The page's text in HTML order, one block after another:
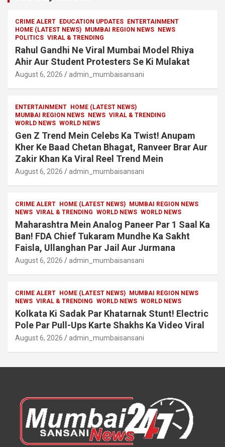
CRIME ALERT EDUCATION UPDATES ENTERTAINMENT
HOME (LATEST NEWS) MUMBAI REGION NEWS NEWS
POLITICS VIRAL & TRENDING
Rahul Gandhi Ne Viral Mumbai Model Rhiya
Ahir Aur Student Protesters Se Ki Mulakat
August 6, 2026 admin_mumbaisansani
ENTERTAINMENT HOME (LATEST NEWS)
MUMBAI REGION NEWS NEWS VIRAL & TRENDING
WORLD NEWS WORLD NEWS
Gen Z Trend Mein Celebs Ka Twist! Anupam
Kher Ke Baad Chetan Bhagat, Ranveer Brar Aur
Zakir Khan Ka Viral Reel Trend Mein
August 6, 2026 admin_mumbaisansani
CRIME ALERT HOME (LATEST NEWS) MUMBAI REGION NEWS
NEWS VIRAL & TRENDING WORLD NEWS WORLD NEWS
Maharashtra Mein Analog Paneer Par 1 Saal Ka
Ban! FDA Chief Tukaram Mundhe Ka Sakht
Faisla, Ullanghan Par Jail Aur Jurmana
August 6, 2026 admin_mumbaisansani
CRIME ALERT HOME (LATEST NEWS) MUMBAI REGION NEWS
NEWS VIRAL & TRENDING WORLD NEWS WORLD NEWS
Kolkata Ki Sadak Par Khatarnak Stunt! Electric
Pole Par Pull-Ups Karte Shakhs Ka Video Viral
August 6, 2026 admin_mumbaisansani